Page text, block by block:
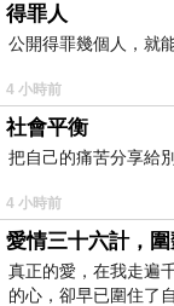
得罪人
公開得罪幾個人，就
4 小時前
社會平衡
把自己的痛苦分享給
4 小時前
愛情三十六計，
真正的愛，在我走遍
的心，卻早已圍住了